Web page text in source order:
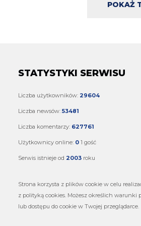
POKAŻ
STATYSTYKI SERWISU
Liczba użytkowników: 29604
Liczba newsów: 53481
Liczba komentarzy: 627761
Użytkownicy online: 0 1 gość
Serwis istnieje od 2003 roku
Strona korzysta z plików cookie w celu
z polityką cookies. Możesz określich warunki
lub dostępu do cookie w Twojej przeglądarce.